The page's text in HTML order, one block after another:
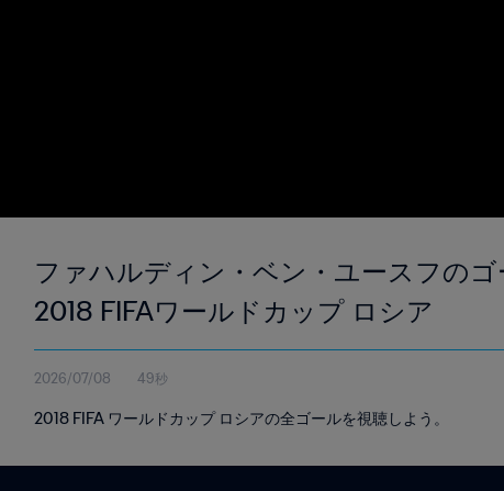
ファハルディン・ベン・ユースフのゴ
2018 FIFAワールドカップ ロシア
2026/07/08 49秒
2018 FIFA ワールドカップ ロシアの全ゴールを視聴しよう。